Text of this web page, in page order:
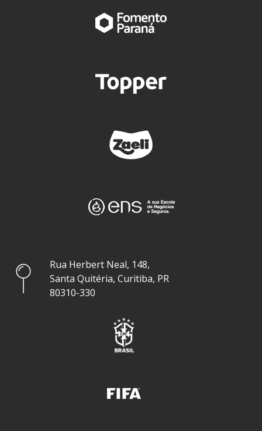
Rua Herbert Neal, 148,
Santa Quitéria, Curitiba, PR
80310-330